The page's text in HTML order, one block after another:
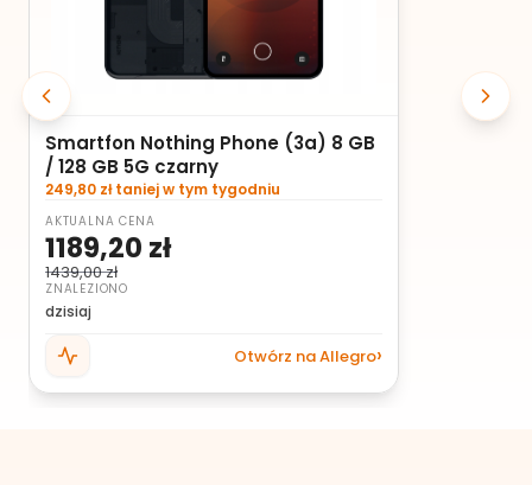
Smartfon Nothing Phone (3a) 8 GB
/ 128 GB 5G czarny
249,80 zł taniej w tym tygodniu
AKTUALNA CENA
1189,20 zł
1439,00 zł
ZNALEZIONO
dzisiaj
Otwórz na Allegro